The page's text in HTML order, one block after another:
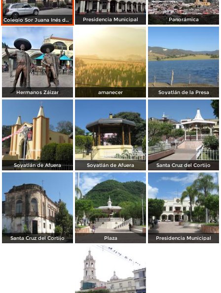
Colegio Sor Juana Inés de la Cruz Presidencia Municipal Panorámica
Hermanos Záizar amanecer Soyatlán de la Presa
Soyatlán de Afuera Soyatlán de Afuera Santa Cruz del Cortijo
Santa Cruz del Cortijo Plaza Presidencia Municipal